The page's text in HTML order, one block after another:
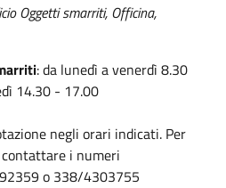
Oggetti smarriti, Officina,
: da lunedì a venerdì 8.30
14.30 - 17.00
negli orari indicati. Per
i numeri
o 338/4303755